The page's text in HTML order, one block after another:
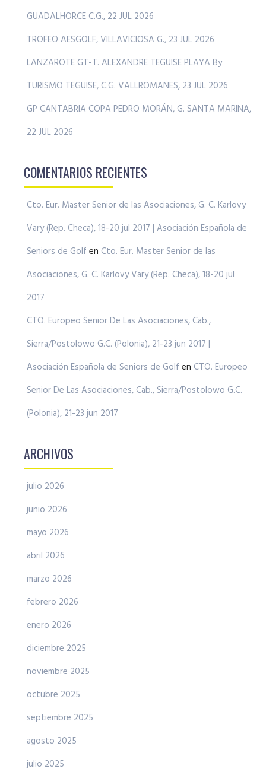
GUADALHORCE C.G., 22 JUL 2026
TROFEO AESGOLF, VILLAVICIOSA G., 23 JUL 2026
LANZAROTE GT-T. ALEXANDRE TEGUISE PLAYA By
TURISMO TEGUISE, C.G. VALLROMANES, 23 JUL 2026
GP CANTABRIA COPA PEDRO MORÁN, G. SANTA MARINA,
22 JUL 2026
COMENTARIOS RECIENTES
Cto. Eur. Master Senior de las Asociaciones, G. C. Karlovy
Vary (Rep. Checa), 18-20 jul 2017 | Asociación Española de
Seniors de Golf en Cto. Eur. Master Senior de las
Asociaciones, G. C. Karlovy Vary (Rep. Checa), 18-20 jul
2017
CTO. Europeo Senior De Las Asociaciones, Cab.,
Sierra/Postolowo G.C. (Polonia), 21-23 jun 2017 |
Asociación Española de Seniors de Golf en CTO. Europeo
Senior De Las Asociaciones, Cab., Sierra/Postolowo G.C.
(Polonia), 21-23 jun 2017
ARCHIVOS
julio 2026
junio 2026
mayo 2026
abril 2026
marzo 2026
febrero 2026
enero 2026
diciembre 2025
noviembre 2025
octubre 2025
septiembre 2025
agosto 2025
julio 2025